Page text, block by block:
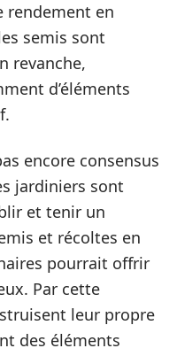
rendement en
semis sont
revanche,
d’éléments
encore consensus
jardiniers sont
et tenir un
et récoltes en
pourrait offrir
Par cette
leur propre
des éléments